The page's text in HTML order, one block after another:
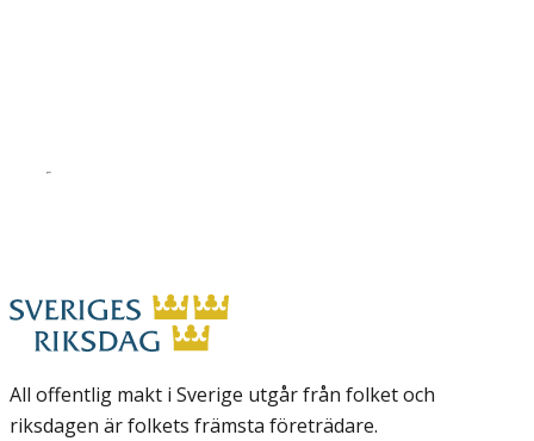
All offentlig makt i Sverige utgår från folket och
riksdagen är folkets främsta företrädare.